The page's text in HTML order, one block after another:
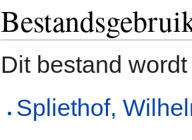
Dit bestand
Spliethof,